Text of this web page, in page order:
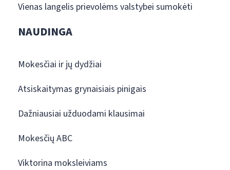
Vienas langelis prievolėms valstybei sumokėti
NAUDINGA
Mokesčiai ir jų dydžiai
Atsiskaitymas grynaisiais pinigais
Dažniausiai užduodami klausimai
Mokesčių ABC
Viktorina moksleiviams